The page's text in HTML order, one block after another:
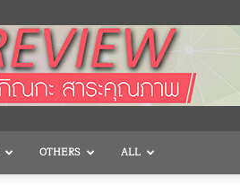
OTHERS ALL